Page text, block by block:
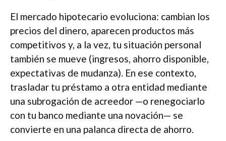
El mercado hipotecario evoluciona: cambian los
precios del dinero, aparecen productos más
competitivos y, a la vez, tu situación personal
también se mueve (ingresos, ahorro disponible,
expectativas de mudanza). En ese contexto,
trasladar tu préstamo a otra entidad mediante
una subrogación de acreedor —o renegociarlo
con tu banco mediante una novación— se
convierte en una palanca directa de ahorro.